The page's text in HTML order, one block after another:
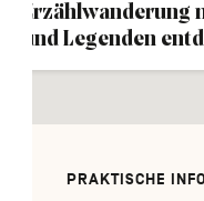
Erzählwanderung
und Legenden
PRAKTISCHE